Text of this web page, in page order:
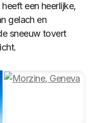
een heerlijke,
gelach en
sneeuw tovert